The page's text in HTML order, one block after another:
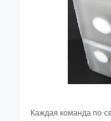
Каждая команда по-